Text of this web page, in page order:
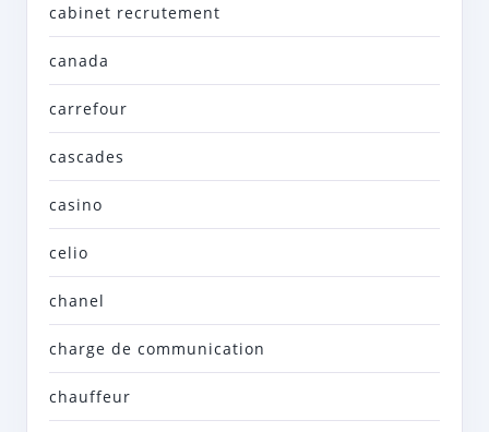
cabinet recrutement
canada
carrefour
cascades
casino
celio
chanel
charge de communication
chauffeur